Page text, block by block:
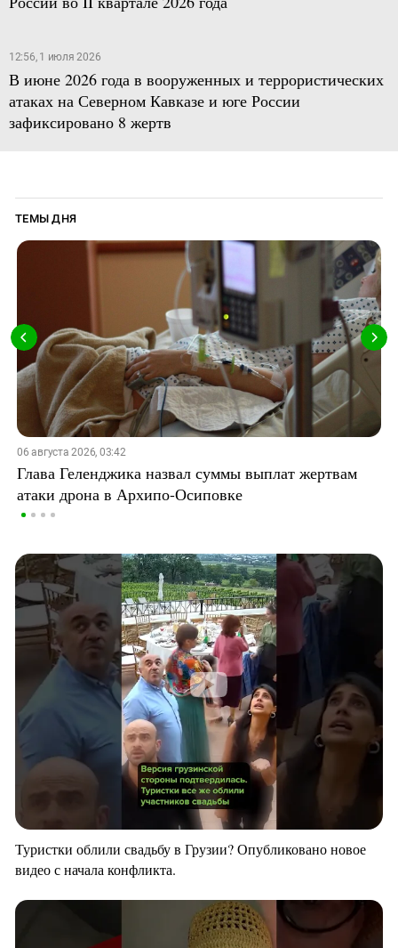
12:56, 1 июля 2026
В июне 2026 года в вооруженных и террористических
атаках на Северном Кавказе и юге России
зафиксировано 8 жертв
ТЕМЫ ДНЯ
06 августа 2026, 03:42
Глава Геленджика назвал суммы выплат жертвам
атаки дрона в Архипо-Осиповке
Туристки облили свадьбу в Грузии? Опубликовано новое
видео с начала конфликта.